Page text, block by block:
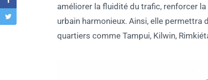
améliorer la fluidité du trafic, renforcer
urbain harmonieux. Ainsi, elle permettra
quartiers comme Tampui, Kilwin,